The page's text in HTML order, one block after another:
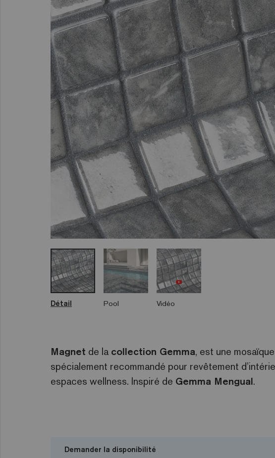
Détail Pool Vidéo
Magnet de la collection Gemma, est une
spécialement recommandé pour revêtement
espaces wellness. Inspiré de Gemma Mengual.
Demander la disponibilité